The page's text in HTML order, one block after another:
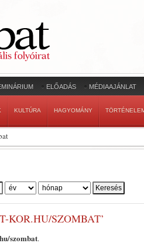
ELŐADÁS MÉDIAAJÁNLAT
KULTÚRA HAGYOMÁNY
KOR.HU/SZOMBAT’
szombat.